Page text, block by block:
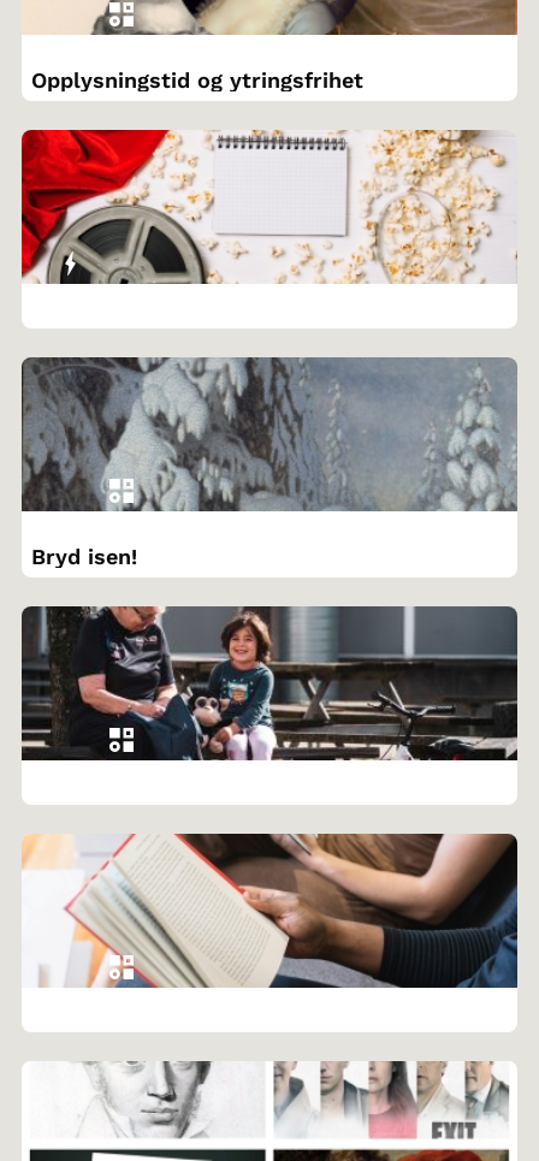
Opplysningstid og ytringsfrihet
Bryd isen!